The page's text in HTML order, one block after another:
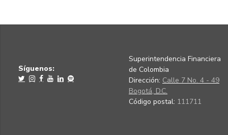
Síguenos:
Superintendencia Financiera
de Colombia
Dirección: Calle 7 No. 4 - 49
Bogotá, D.C.
Código postal: 111711